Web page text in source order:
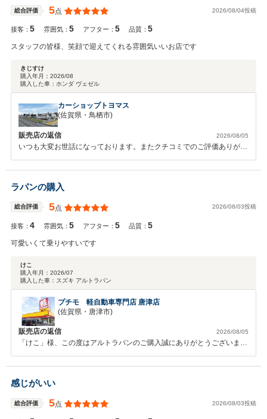
総合評価 5点 2026/08/04投稿
接客：5 雰囲気：5 アフター：5 品質：5
スタッフの皆様、笑顔で迎えてくれる雰囲気いいお店です
きじすけ
購入年月： 2026/08
購入した車： ホンダ ヴェゼル
カーショップトヨマス
(佐賀県・鳥栖市)
販売店の返信 2026/08/05
いつも大変お世話になっております。またクチコミでのご評価ありがと
務めて参りますので、今後ともよろしくお願いいたします。
ラパンの購入
総合評価 5点 2026/08/03投稿
接客：4 雰囲気：5 アフター：5 品質：5
可愛いくて乗りやすいです
けこ
購入年月： 2026/07
購入した車： スズキ アルトラパン
プチモ 軽自動車専門店 唐津店
(佐賀県・唐津市)
販売店の返信 2026/08/05
「けこ」様、この度はアルトラパンのご購入誠にありがとうございまし
た^^おっしゃる通り、可愛らしく小回りが出来る街乗りアウトドアどち
らにもお使いいただける一台です！今後も安心・安全で楽しくカーライ
ていただきたく存じます！是非今後も末永いお付き合いをよろしくお願
いいたします！
感じがいい
総合評価 5点 2026/08/03投稿